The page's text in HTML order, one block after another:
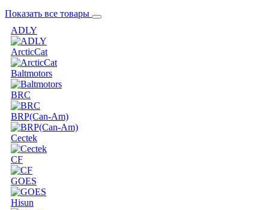
Показать все товары
ADLY
ArcticCat
Baltmotors
BRC
BRP(Can-Am)
Cectek
CF
GOES
Hisun